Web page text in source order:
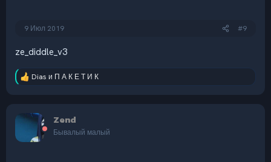
9 Июл 2019 #9
ze_diddle_v3
Р
ц
Dias и П А К Е Т И К
Zend
Бывалый малый